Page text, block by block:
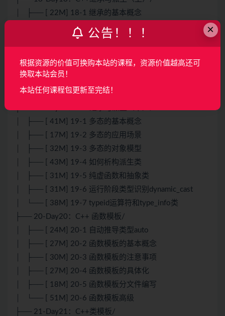
│ ├── [ 22M] 18-1 继承的基本概念
│ ├── [ 29M] 18-2 继承方式
│ ├── [ 57M] 18-3 继承的对象模型
│ ├── [ 30M] 18-5 名字遮蔽与类作用域
│ └── [ 31M] 18-7 多继承与虚继承
│ ├── [ 41M] 19-1 多态的基本概念
│ ├── [ 17M] 19-2 多态的应用场景
│ ├── [ 32M] 19-3 多态的对象模型
│ ├── [ 43M] 19-4 如何析构派生类
│ ├── [ 31M] 19-5 纯虚函数和抽象类
│ ├── [ 31M] 19-6 运行阶段类型识别dynamic_cast
│ └── [ 38M] 19-7 typeid运算符和type_info类
├── 20-Day20：C++ 函数模板/
│ ├── [ 24M] 20-1 自动推导类型auto
│ ├── [ 27M] 20-2 函数模板的基本概念
│ ├── [ 30M] 20-3 函数模板的注意事项
│ ├── [ 27M] 20-4 函数模板的具体化
│ ├── [ 18M] 20-5 函数模板分文件编写
│ └── [ 51M] 20-6 函数模板高级
├── 21-Day21：C++类模板/
×
公告！！！
根据资源的价值可换购本站的课程，资源价值越高还可
换取本站会员！
本站任何课程包更新至完结！